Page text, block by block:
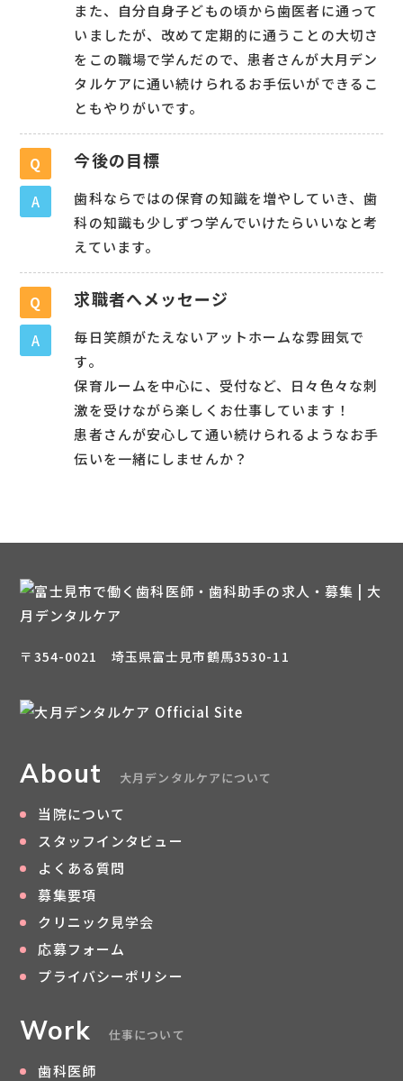
また、自分自身子どもの頃から歯医者に通って
いましたが、改めて定期的に通うことの大切さ
をこの職場で学んだので、患者さんが大月デン
タルケアに通い続けられるお手伝いができるこ
ともやりがいです。
Q 今後の目標
A
歯科ならではの保育の知識を増やしていき、歯
科の知識も少しずつ学んでいけたらいいなと考
えています。
Q 求職者へメッセージ
A
毎日笑顔がたえないアットホームな雰囲気で
す。
保育ルームを中心に、受付など、日々色々な刺
激を受けながら楽しくお仕事しています！
患者さんが安心して通い続けられるようなお手
伝いを一緒にしませんか？
〒354-0021 埼玉県富士見市鶴馬3530-11
About 大月デンタルケアについて
当院について
スタッフインタビュー
よくある質問
募集要項
クリニック見学会
応募フォーム
プライバシーポリシー
Work 仕事について
歯科医師